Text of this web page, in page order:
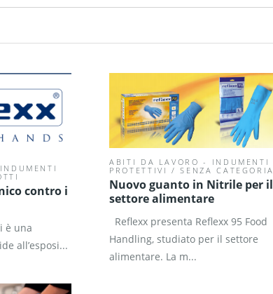
contro i
è una
all’esposi...
ABITI DA LAVORO - INDUMENTI
PROTETTIVI /SENZA CATEGORIA
Nuovo guanto in Nitrile per il
settore alimentare
Reflexx presenta Reflexx 95 Food
Handling, studiato per il settore
alimentare. La m...